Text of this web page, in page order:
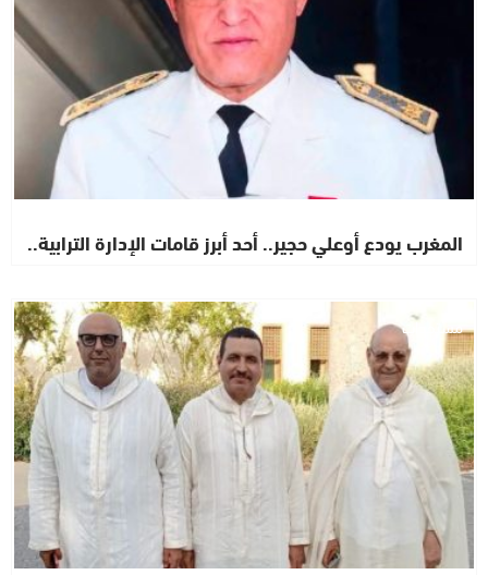
المغرب يودع أوعلي حجير.. أحد أبرز قامات الإدارة الترابية..
مستجدات